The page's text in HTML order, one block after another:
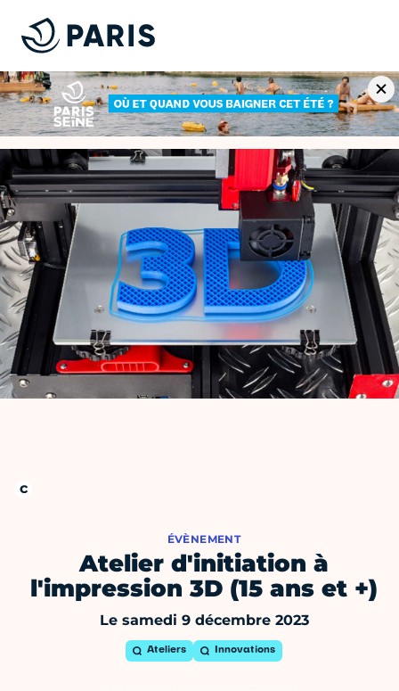
ÉVÈNEMENT
Atelier d'initiation à
l'impression 3D (15 ans et +)
Le samedi 9 décembre 2023
Ateliers Innovations